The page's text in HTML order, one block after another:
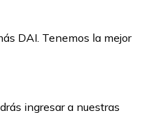
DAI. Tenemos la mejor
ingresar a nuestras